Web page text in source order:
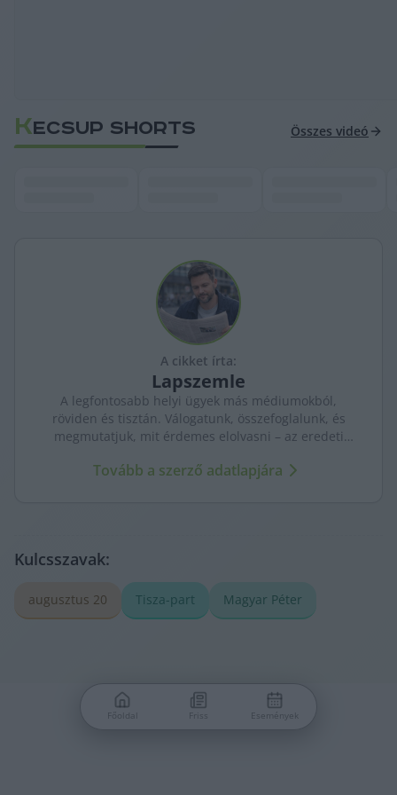
KECSUP SHORTS Összes videó
A cikket írta:
Lapszemle
A legfontosabb helyi ügyek más médiumokból,
röviden és tisztán. Válogatunk, összefoglalunk, és
megmutatjuk, mit érdemes elolvasni – az eredeti
Tovább a szerző adatlapjára
Kulcsszavak:
augusztus 20 Tisza-part Magyar Péter
Főoldal Friss Események